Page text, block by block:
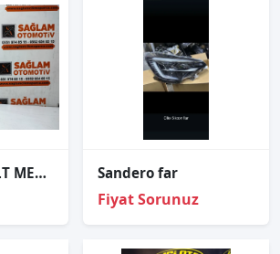
ÇIKMA RENAULT MEGANE-2 SAĞ ARKA STOP DUYUSU Sandero far
Fiyat Sorunuz